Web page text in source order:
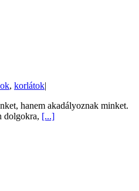
, korlátok|
hanem akadályoznak minket.
dolgokra, [...]